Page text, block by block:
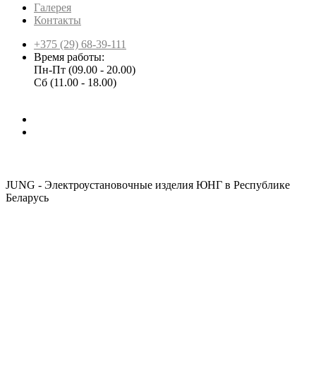
Галерея
Контакты
+375 (29) 68-39-111
Время работы:
Пн-Пт (09.00 - 20.00)
Сб (11.00 - 18.00)
JUNG - Электроустановочные изделия ЮНГ в Республике
Беларусь